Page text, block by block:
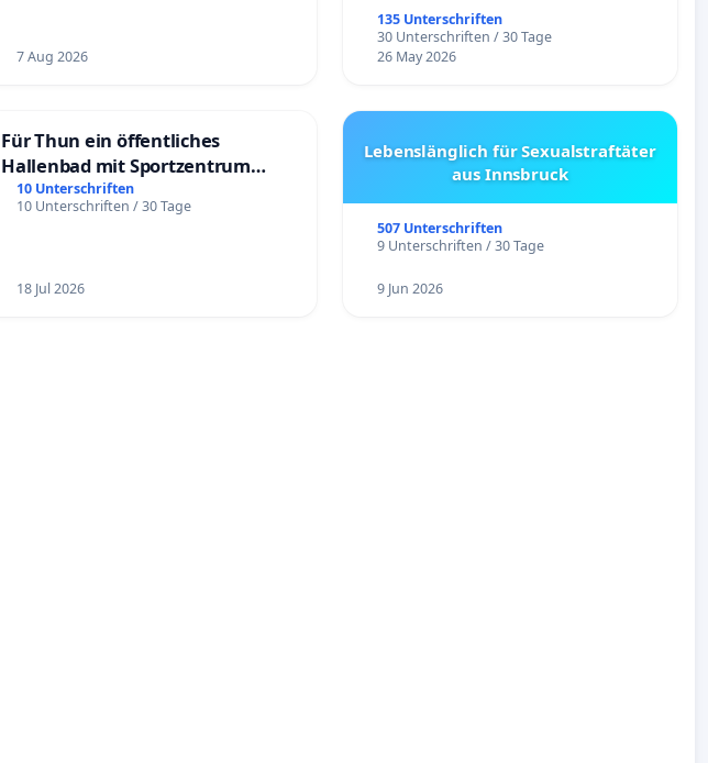
7 Aug 2026
135 Unterschriften
30 Unterschriften / 30 Tage
26 May 2026
Für Thun ein öffentliches
Hallenbad mit Sportzentrum
schaffen
10 Unterschriften
10 Unterschriften / 30 Tage
18 Jul 2026
Lebenslänglich für Sexualstraftäter
aus Innsbruck
507 Unterschriften
9 Unterschriften / 30 Tage
9 Jun 2026